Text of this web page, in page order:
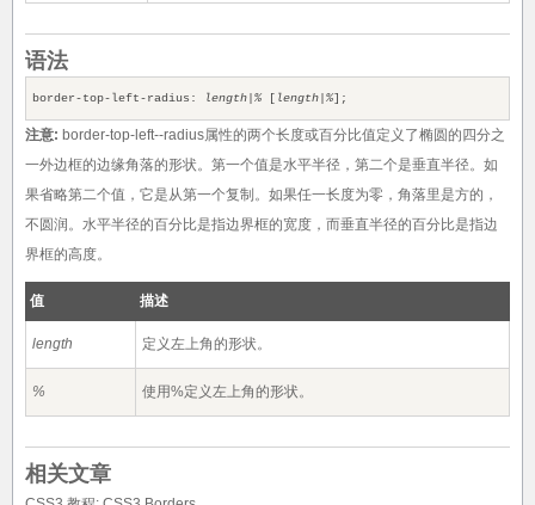
语法
border-top-left-radius: length % [ length %];
注意: border-top-left--radius属性的两个长度或百分比值定义了椭圆的四分之
一外边框的边缘角落的形状。第一个值是水平半径，第二个是垂直半径。如
果省略第二个值，它是从第一个复制。如果任一长度为零，角落里是方的，
不圆润。水平半径的百分比是指边界框的宽度，而垂直半径的百分比是指边
界框的高度。
值 描述
length 定义左上角的形状。
% 使用%定义左上角的形状。
相关文章